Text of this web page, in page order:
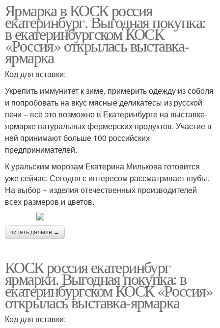
Ярмарка в КОСК россия
екатеринбург. Выгодная покупка:
в екатеринбургском КОСК
«Россия» открылась выставка-
ярмарка
Код для вставки:
Укрепить иммунитет к зиме, примерить одежду из соболя
и попробовать на вкус мясные деликатесы из русской
печи – всё это возможно в Екатеринбурге на выставке-
ярмарке натуральных фермерских продуктов. Участие в
ней принимают больше 100 российских
предпринимателей.
К уральским морозам Екатерина Милькова готовится
уже сейчас. Сегодня с интересом рассматривает шубы.
На выбор – изделия отечественных производителей
всех размеров и цветов.
читать дальше →
КОСК россия екатеринбург
ярмарки. Выгодная покупка: в
екатеринбургском КОСК «Россия»
открылась выставка-ярмарка
Код для вставки: